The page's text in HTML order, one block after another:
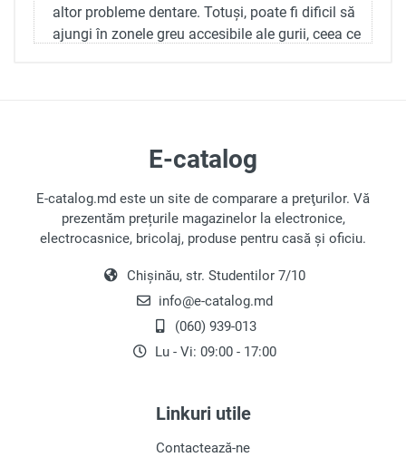
altor probleme dentare. Totuși, poate fi dificil să
ajungi în zonele greu accesibile ale gurii, ceea ce
Alegerea Periuței de Dinți
Periuțele de dinți electrice pot fi împărțite în trei
tipuri principale, bazate pe principiul de
Periuțele Rotative : Aceste periuțe utilizează
mișcări de rotație sau vibrație pentru a
curăța eficient placa de pe dinți. Datorită
vitezei lor ridicate, sunt eficiente și, în
Periuțele Sonice
: Acestea funcționează prin
transmiterea vibrațiilor sonore la capul
periuței, curățând rapid și eficient placa. De
E-catalog
E-catalog.md este un site de comparare a preţurilor. Vă
prezentăm prețurile magazinelor la electronice,
electrocasnice, bricolaj, produse pentru casă și oficiu.
Chișinău, str. Studentilor 7/10
info@e-catalog.md
(060) 939-013
Lu - Vi: 09:00 - 17:00
Linkuri utile
Contactează-ne